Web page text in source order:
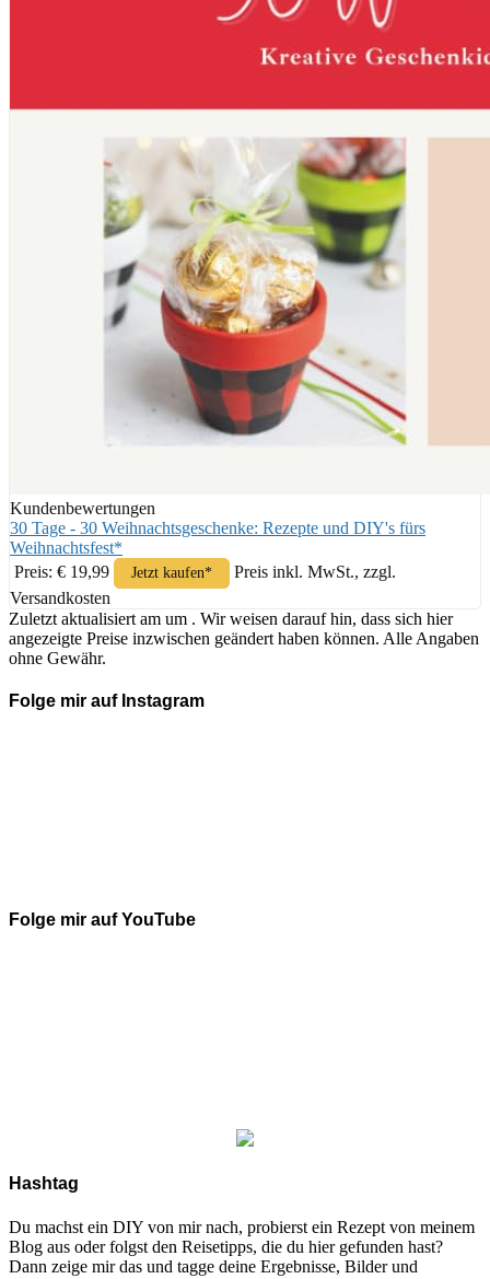
Kundenbewertungen
30 Tage - 30 Weihnachtsgeschenke: Rezepte und DIY's fürs
Weihnachtsfest*
Preis: € 19,99
Jetzt kaufen*
Preis inkl. MwSt., zzgl.
Versandkosten
Zuletzt aktualisiert am um . Wir weisen darauf hin, dass sich hier
angezeigte Preise inzwischen geändert haben können. Alle Angaben
ohne Gewähr.
Folge mir auf Instagram
Folge mir auf YouTube
Hashtag
Du machst ein DIY von mir nach, probierst ein Rezept von meinem
Blog aus oder folgst den Reisetipps, die du hier gefunden hast?
Dann zeige mir das und tagge deine Ergebnisse, Bilder und